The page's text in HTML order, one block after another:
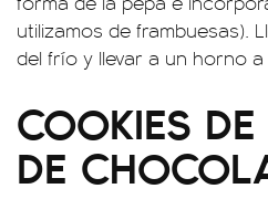
utilizamos de frambuesas).
del frío y llevar a un horno a
COOKIES
DE